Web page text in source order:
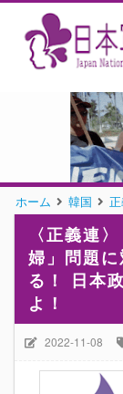
ホーム 韓国
〈正義連
婦」問題
る！ 日本
よ！
2022-11-08